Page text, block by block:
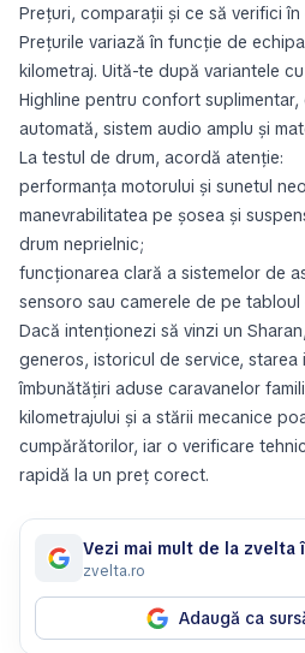
Prețuri, comparații și ce să verifici în
Prețurile variază în funcție de
kilometraj. Uită-te după variantele
Highline pentru confort suplimentar,
automată, sistem audio amplu și
La testul de drum, acordă atenție:
performanța motorului și sunetul
manevrabilitatea pe șosea și
drum neprielnic;
funcționarea clară a sistemelor de
sensoro sau camerele de pe
Dacă intenționezi să vinzi un
generos, istoricul de service, starea
îmbunătățiri aduse caravanelor
kilometrajului și a stării mecanice
cumpărătorilor, iar o verificare
rapidă la un preț corect.
Vezi mai mult de la zvelta
zvelta.ro
Adaugă ca